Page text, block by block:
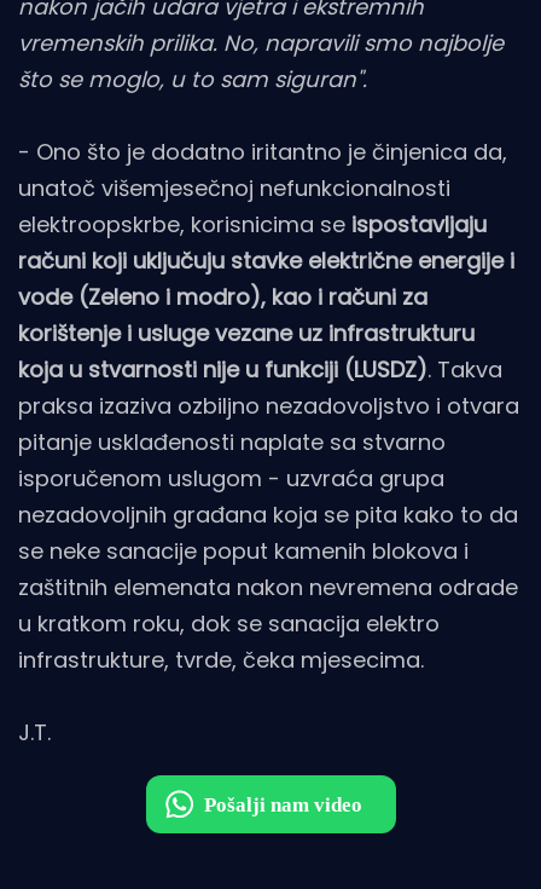
nakon jačih udara vjetra i ekstremnih
vremenskih prilika. No, napravili smo najbolje
što se moglo, u to sam siguran".
- Ono što je dodatno iritantno je činjenica da,
unatoč višemjesečnoj nefunkcionalnosti
elektroopskrbe, korisnicima se ispostavljaju
računi koji uključuju stavke električne energije i
vode (Zeleno i modro), kao i računi za
korištenje i usluge vezane uz infrastrukturu
koja u stvarnosti nije u funkciji (LUSDZ). Takva
praksa izaziva ozbiljno nezadovoljstvo i otvara
pitanje usklađenosti naplate sa stvarno
isporučenom uslugom - uzvraća grupa
nezadovoljnih građana koja se pita kako to da
se neke sanacije poput kamenih blokova i
zaštitnih elemenata nakon nevremena odrade
u kratkom roku, dok se sanacija elektro
infrastrukture, tvrde, čeka mjesecima.
J.T.